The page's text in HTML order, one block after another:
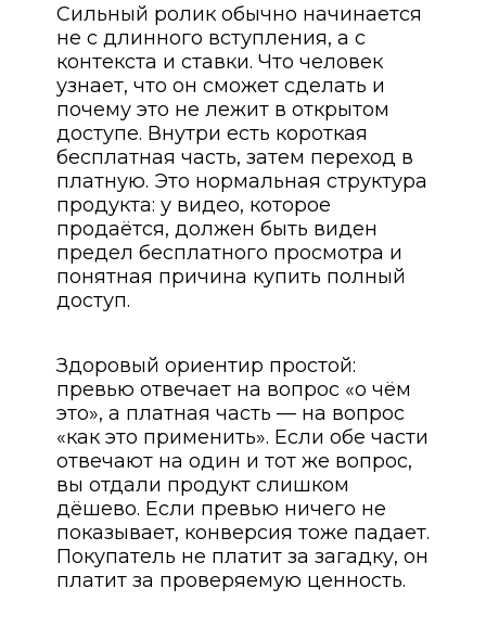
Сильный ролик обычно начинается
не с длинного вступления, а с
контекста и ставки. Что человек
узнает, что он сможет сделать и
почему это не лежит в открытом
доступе. Внутри есть короткая
бесплатная часть, затем переход в
платную. Это нормальная структура
продукта: у видео, которое
продаётся, должен быть виден
предел бесплатного просмотра и
понятная причина купить полный
доступ.
Здоровый ориентир простой:
превью отвечает на вопрос «о чём
это», а платная часть — на вопрос
«как это применить». Если обе части
отвечают на один и тот же вопрос,
вы отдали продукт слишком
дёшево. Если превью ничего не
показывает, конверсия тоже падает.
Покупатель не платит за загадку, он
платит за проверяемую ценность.